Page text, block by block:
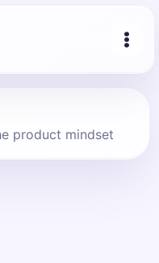
product mindset